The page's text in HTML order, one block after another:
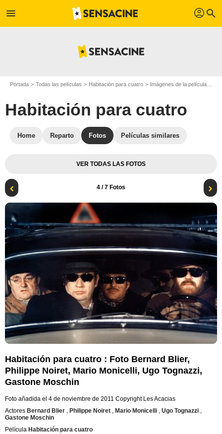
menu profil search
Portada Todas las películas Habitación para cuatro Imágenes de la película Habitación para cuatro
Habitación para cuatro
Home Reparto Fotos Películas similares
VER TODAS LAS FOTOS
4 / 7 Fotos
Habitación para cuatro : Foto Bernard Blier,
Philippe Noiret, Mario Monicelli, Ugo Tognazzi,
Gastone Moschin
Foto añadida el 4 de noviembre de 2011 Copyright Les Acacias
Actores Bernard Blier , Philippe Noiret , Mario Monicelli , Ugo Tognazzi ,
Gastone Moschin
Película Habitación para cuatro